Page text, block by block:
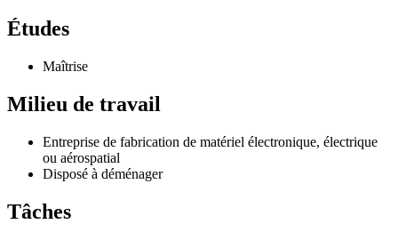
Études
Maîtrise
Milieu de travail
Entreprise de fabrication de matériel électronique, électrique
ou aérospatial
Disposé à déménager
Tâches